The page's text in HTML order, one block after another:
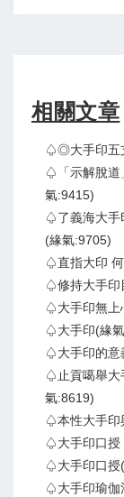
相關文章
♤◎大手印五
♤「示解脫道
氣:9415)
♤了義海大手
(緣氣:9705)
♤直指大印
♤修持大手印
♤大手印無上
♤大手印(緣
♤大手印的意
♤止貢噶舉大
氣:8619)
♤本性大手印
♤大手印口授
♤大手印口授
♤大手印瑜伽